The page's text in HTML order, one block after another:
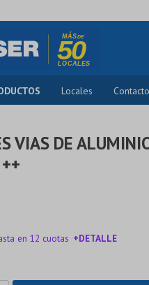
Locales Contacto
VIAS DE
en 12 cuotas +DETALLE